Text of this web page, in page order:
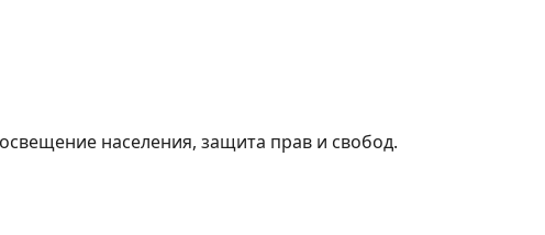
населения, защита прав и свобод.